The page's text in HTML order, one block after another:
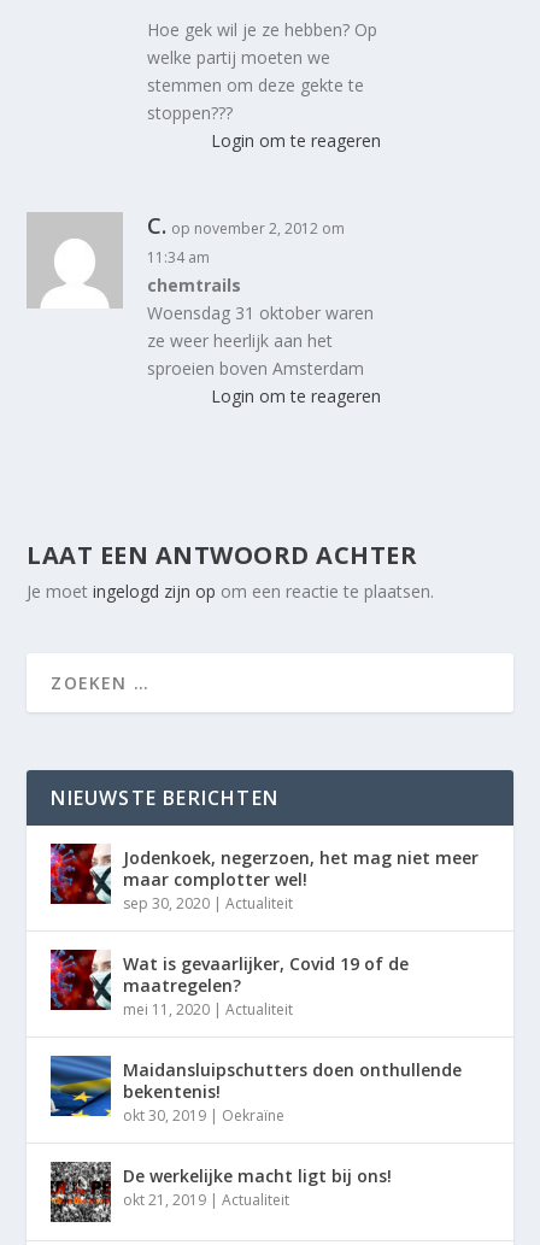
Hoe gek wil je ze hebben? Op
welke partij moeten we
stemmen om deze gekte te
stoppen???
Login om te reageren
C. op november 2, 2012 om
11:34 am
chemtrails
Woensdag 31 oktober waren
ze weer heerlijk aan het
sproeien boven Amsterdam
Login om te reageren
LAAT EEN ANTWOORD ACHTER
Je moetingelogd zijn op om een reactie te plaatsen.
NIEUWSTE BERICHTEN
Jodenkoek, negerzoen, het mag niet meer
maar complotter wel!
sep 30, 2020 |Actualiteit
Wat is gevaarlijker, Covid 19 of de
maatregelen?
mei 11, 2020 |Actualiteit
Maidansluipschutters doen onthullende
bekentenis!
okt 30, 2019 | Oekraïne
De werkelijke macht ligt bij ons!
okt 21, 2019 |Actualiteit